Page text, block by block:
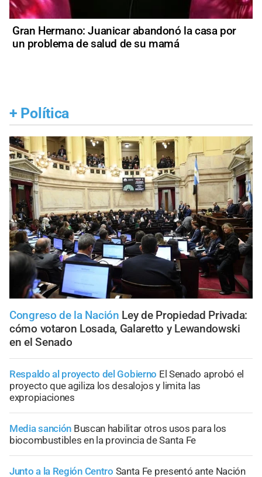
Gran Hermano: Juanicar abandonó la casa por
un problema de salud de su mamá
+ Política
Congreso de la Nación Ley de Propiedad Privada:
cómo votaron Losada, Galaretto y Lewandowski
en el Senado
Respaldo al proyecto del Gobierno El Senado aprobó el
proyecto que agiliza los desalojos y limita las
expropiaciones
Media sanción Buscan habilitar otros usos para los
biocombustibles en la provincia de Santa Fe
Junto a la Región Centro Santa Fe presentó ante Nación